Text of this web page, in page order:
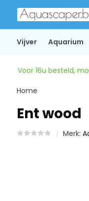
Vijver Aquarium
Voor 16u besteld,
Home
Ent wood
Merk: